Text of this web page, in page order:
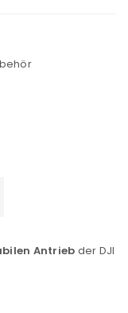
Antrieb der DJI